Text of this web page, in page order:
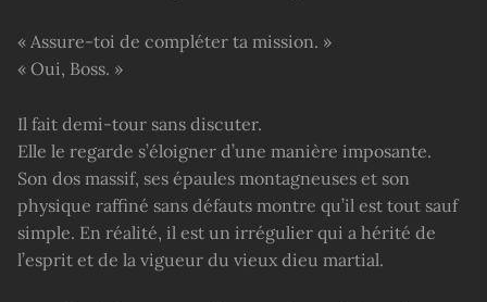
« Assure-toi de compléter ta mission. »
« Oui, Boss. »
Il fait demi-tour sans discuter.
Elle le regarde s’éloigner d’une manière imposante.
Son dos massif, ses épaules montagneuses et son
physique raffiné sans défauts montre qu’il est tout sauf
simple. En réalité, il est un irrégulier qui a hérité de
l’esprit et de la vigueur du vieux dieu martial.